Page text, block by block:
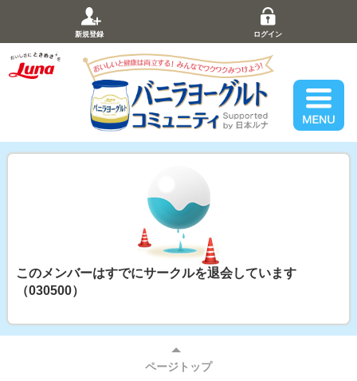
新規登録 ログイン
このメンバーはすでにサークルを退会しています
（030500）
ページトップ